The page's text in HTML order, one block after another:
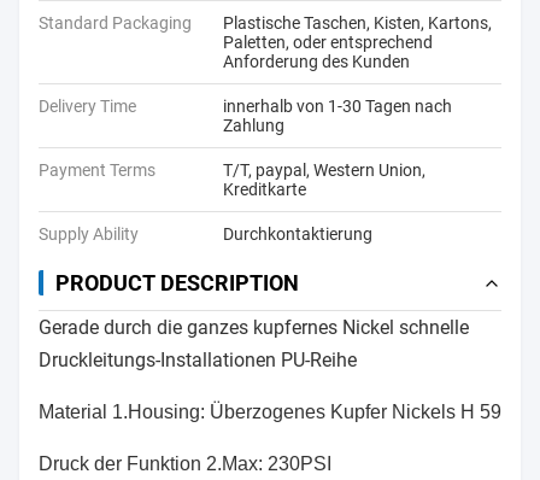
Standard Packaging
Plastische Taschen, Kisten, Kartons,
Paletten, oder entsprechend
Anforderung des Kunden
Delivery Time
innerhalb von 1-30 Tagen nach
Zahlung
Payment Terms
T/T, paypal, Western Union,
Kreditkarte
Supply Ability Durchkontaktierung
PRODUCT DESCRIPTION
Gerade durch die ganzes kupfernes Nickel schnelle
Druckleitungs-Installationen PU-Reihe
Material 1.Housing: Überzogenes Kupfer Nickels H 59
Druck der Funktion 2.Max: 230PSI